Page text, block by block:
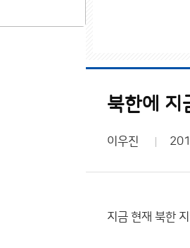
북한에 지
이우진
지금 현재 북한